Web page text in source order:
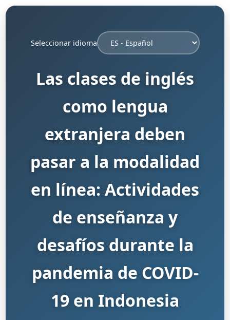
Seleccionar idioma
Las clases de inglés
como lengua
extranjera deben
pasar a la modalidad
en línea: Actividades
de enseñanza y
desafíos durante la
pandemia de COVID-
19 en Indonesia